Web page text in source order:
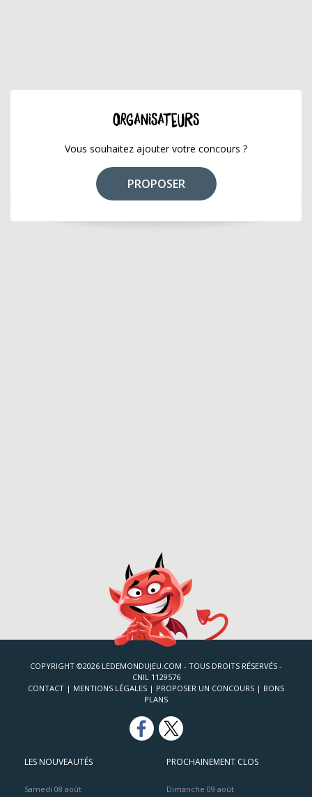
ORGANISATEURS
Vous souhaitez ajouter votre concours ?
PROPOSER
COPYRIGHT ©2026 LEDEMONDUJEU.COM - TOUS DROITS RÉSERVÉS -
CNIL 1129576
CONTACT | MENTIONS LÉGALES | PROPOSER UN CONCOURS | BONS
PLANS
LES NOUVEAUTÉS
Samedi 08 août
PROCHAINEMENT CLOS
Dimanche 09 août